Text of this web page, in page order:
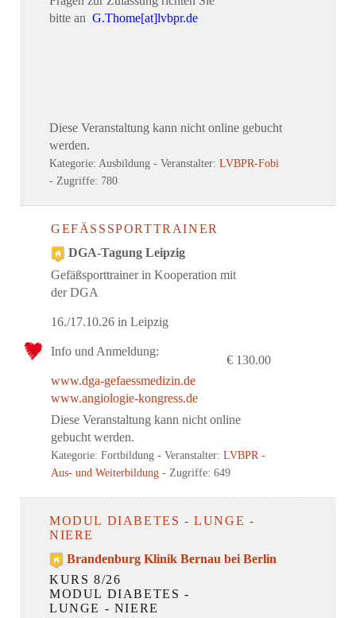
bitte an G.Thome[at]lvbpr.de
Diese Veranstaltung kann nicht online gebucht
werden.
Kategorie: Ausbildung - Veranstalter: LVBPR-Fobi
- Zugriffe: 780
GEFÄSSSPORTTRAINER
DGA-Tagung Leipzig
Gefäßsporttrainer in Kooperation mit
der DGA
16./17.10.26 in Leipzig
Info und Anmeldung:
www.dga-gefaessmedizin.de
www.angiologie-kongress.de
Diese Veranstaltung kann nicht online
gebucht werden.
Kategorie: Fortbildung - Veranstalter: LVBPR -
Aus- und Weiterbildung - Zugriffe: 649
€ 130.00
MODUL DIABETES - LUNGE -
NIERE
Brandenburg Klinik Bernau bei Berlin
KURS 8/26
MODUL DIABETES -
LUNGE - NIERE